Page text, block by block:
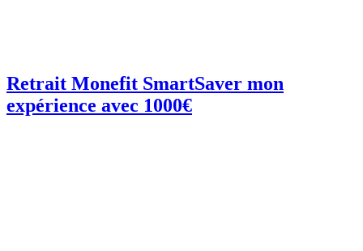
Retrait Monefit SmartSaver mon
expérience avec 1000€